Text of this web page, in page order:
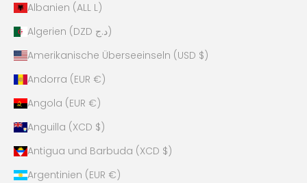
Albanien (ALL L)
Algerien (DZD د.ج)
Amerikanische Überseeinseln (USD $)
Andorra (EUR €)
Angola (EUR €)
Anguilla (XCD $)
Antigua und Barbuda (XCD $)
Argentinien (EUR €)